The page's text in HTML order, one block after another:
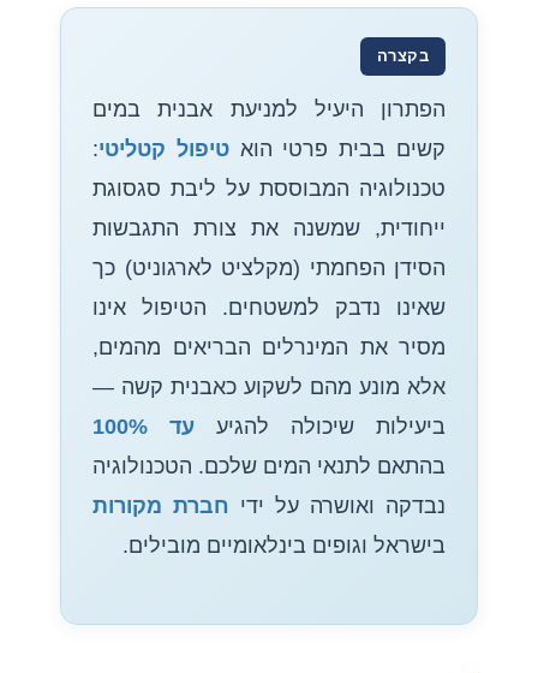
בקצרה
הפתרון היעיל למניעת אבנית במים
קשים בבית פרטי הואטיפול קטליטי:
טכנולוגיה המבוססת על ליבת סגסוגת
ייחודית, שמשנה את צורת התגבשות
הסידן הפחמתי (מקלציט לארגוניט) כך
שאינו נדבק למשטחים. הטיפול אינו
מסיר את המינרלים הבריאים מהמים,
אלא מונע מהם לשקוע כאבנית קשה —
ביעילות שיכולה להגיע עד 100%
בהתאם לתנאי המים שלכם. הטכנולוגיה
נבדקה ואושרה על ידי חברת מקורות
בישראל וגופים בינלאומיים מובילים.